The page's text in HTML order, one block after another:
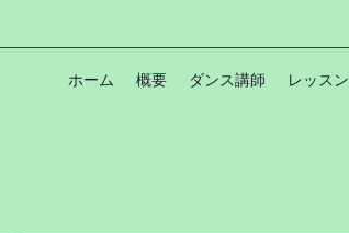
ホーム 概要 ダンス講師 レッスン